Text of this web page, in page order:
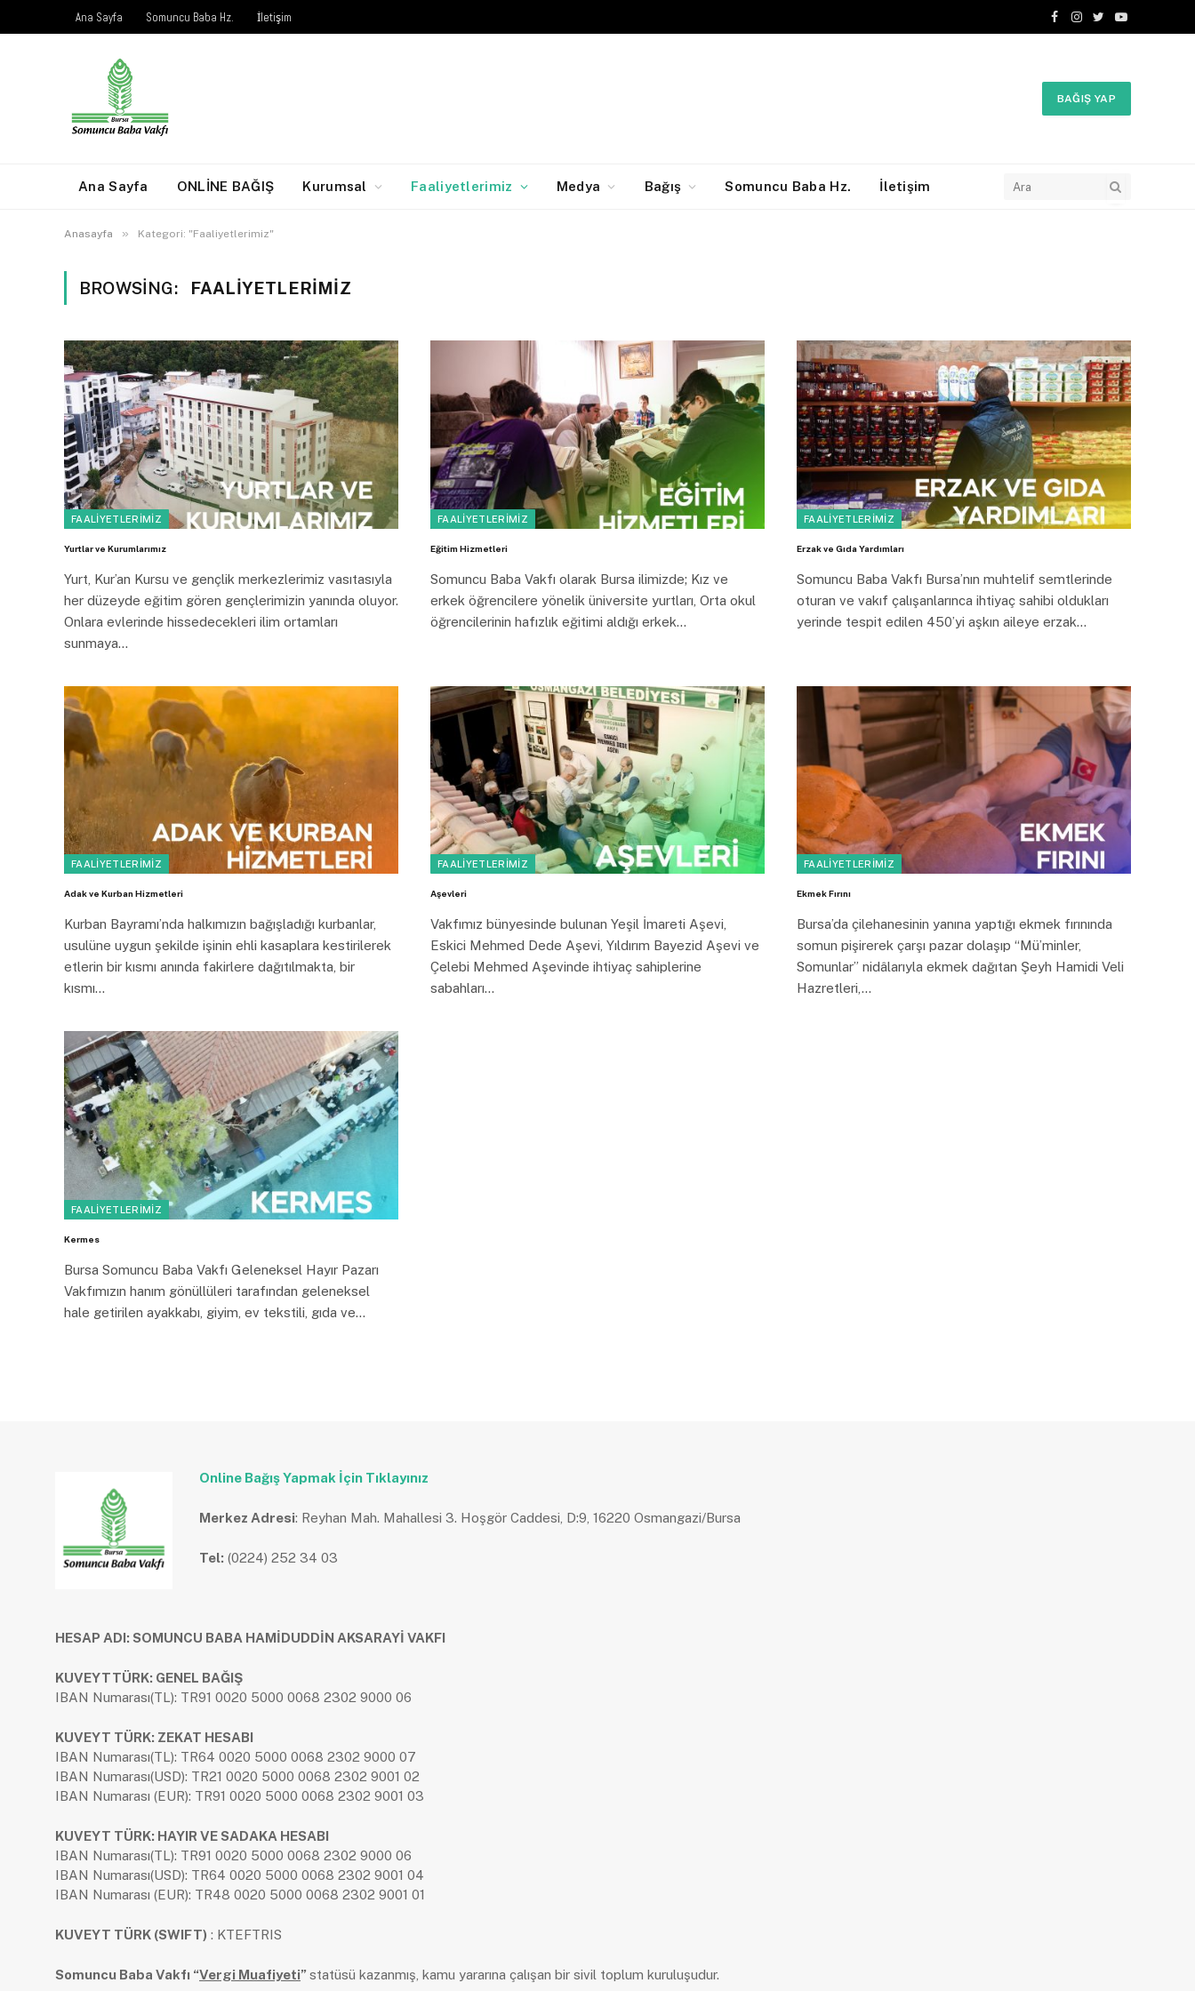
Ana Sayfa Somuncu Baba Hz. İletişim Facebook
Instagram
TwitterYouTube
BAĞIŞ YAP
Ana Sayfa ONLİNE BAĞIŞ Kurumsal Faaliyetlerimiz Medya Bağış Somuncu Baba Hz. İletişim
Anasayfa » Kategori: "Faaliyetlerimiz"
BROWSING: FAALIYETLERIMIZ
FAALIYETLERIMIZ
Yurtlar ve Kurumlarımız
Yurt, Kur’an Kursu ve gençlik merkezlerimiz vasıtasıyla
her düzeyde eğitim gören gençlerimizin yanında oluyor.
Onlara evlerinde hissedecekleri ilim ortamları
sunmaya…
FAALIYETLERIMIZ
Eğitim Hizmetleri
Somuncu Baba Vakfı olarak Bursa ilimizde; Kız ve
erkek öğrencilere yönelik üniversite yurtları, Orta okul
öğrencilerinin hafızlık eğitimi aldığı erkek…
FAALIYETLERIMIZ
Erzak ve Gıda Yardımları
Somuncu Baba Vakfı Bursa’nın muhtelif semtlerinde
oturan ve vakıf çalışanlarınca ihtiyaç sahibi oldukları
yerinde tespit edilen 450’yi aşkın aileye erzak…
FAALIYETLERIMIZ
Adak ve Kurban Hizmetleri
Kurban Bayramı’nda halkımızın bağışladığı kurbanlar,
usulüne uygun şekilde işinin ehli kasaplara kestirilerek
etlerin bir kısmı anında fakirlere dağıtılmakta, bir
kısmı…
FAALIYETLERIMIZ
Aşevleri
Vakfımız bünyesinde bulunan Yeşil İmareti Aşevi,
Eskici Mehmed Dede Aşevi, Yıldırım Bayezid Aşevi ve
Çelebi Mehmed Aşevinde ihtiyaç sahiplerine
sabahları…
FAALIYETLERIMIZ
Ekmek Fırını
Bursa’da çilehanesinin yanına yaptığı ekmek fırınında
somun pişirerek çarşı pazar dolaşıp “Mü’minler,
Somunlar” nidâlarıyla ekmek dağıtan Şeyh Hamidi Veli
Hazretleri,…
FAALIYETLERIMIZ
Kermes
Bursa Somuncu Baba Vakfı Geleneksel Hayır Pazarı
Vakfımızın hanım gönüllüleri tarafından geleneksel
hale getirilen ayakkabı, giyim, ev tekstili, gıda ve…
Online Bağış Yapmak İçin Tıklayınız
Merkez Adresi: Reyhan Mah. Mahallesi 3. Hoşgör Caddesi, D:9, 16220 Osmangazi/Bursa
Tel: (0224) 252 34 03
HESAP ADI: SOMUNCU BABA HAMİDUDDİN AKSARAYİ VAKFI
KUVEYTTÜRK: GENEL BAĞIŞ
IBAN Numarası(TL): TR91 0020 5000 0068 2302 9000 06
KUVEYT TÜRK: ZEKAT HESABI
IBAN Numarası(TL): TR64 0020 5000 0068 2302 9000 07
IBAN Numarası(USD): TR21 0020 5000 0068 2302 9001 02
IBAN Numarası (EUR): TR91 0020 5000 0068 2302 9001 03
KUVEYT TÜRK: HAYIR VE SADAKA HESABI
IBAN Numarası(TL): TR91 0020 5000 0068 2302 9000 06
IBAN Numarası(USD): TR64 0020 5000 0068 2302 9001 04
IBAN Numarası (EUR): TR48 0020 5000 0068 2302 9001 01
KUVEYT TÜRK (SWIFT) : KTEFTRIS
Somuncu Baba Vakfı “Vergi Muafiyeti” statüsü kazanmış, kamu yararına çalışan bir sivil toplum kuruluşudur.